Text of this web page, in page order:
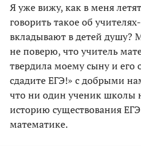
Я уже вижу, как в меня
говорить такое об
вкладывают в детей душу?
не поверю, что учитель
твердила моему сыну и
сдадите ЕГЭ!» с добрыми
что ни один ученик школы
историю существования
математике.